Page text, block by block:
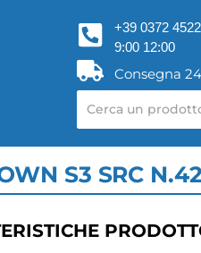
+39 0372
9:00 12:00
Consegna
S3 SRC